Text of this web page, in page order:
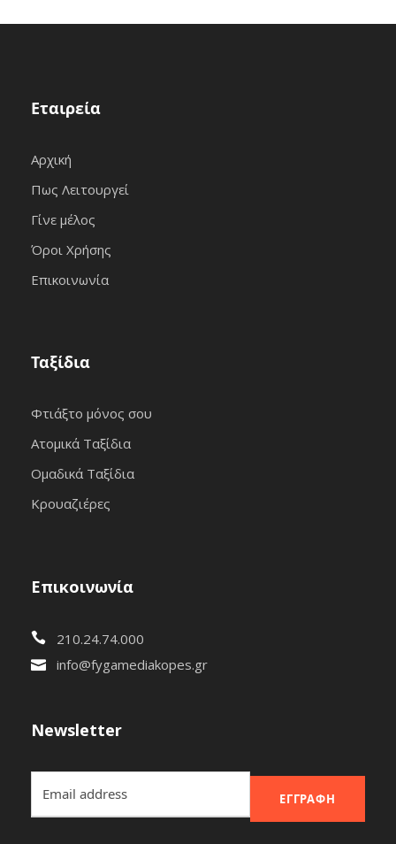
Εταιρεία
Αρχική
Πως Λειτουργεί
Γίνε μέλος
Όροι Χρήσης
Επικοινωνία
Ταξίδια
Φτιάξτο μόνος σου
Ατομικά Ταξίδια
Ομαδικά Ταξίδια
Κρουαζιέρες
Επικοινωνία
210.24.74.000
info@fygamediakopes.gr
Newsletter
ΕΓΓΡΑΦΉ